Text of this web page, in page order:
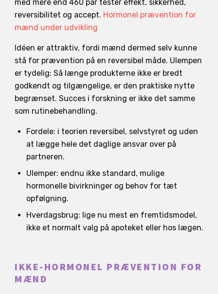
med mere end 460 par tester effekt, sikkerhed,
reversibilitet og accept. Hormonel prævention for
mænd under udvikling
Idéen er attraktiv, fordi mænd dermed selv kunne
stå for prævention på en reversibel måde. Ulempen
er tydelig: Så længe produkterne ikke er bredt
godkendt og tilgængelige, er den praktiske nytte
begrænset. Succes i forskning er ikke det samme
som rutinebehandling.
Fordele: i teorien reversibel, selvstyret og uden
at lægge hele det daglige ansvar over på
partneren.
Ulemper: endnu ikke standard, mulige
hormonelle bivirkninger og behov for tæt
opfølgning.
Hverdagsbrug: lige nu mest en fremtidsmodel,
ikke et normalt valg på apoteket eller hos lægen.
IKKE-HORMONEL PRÆVENTION FOR
MÆND